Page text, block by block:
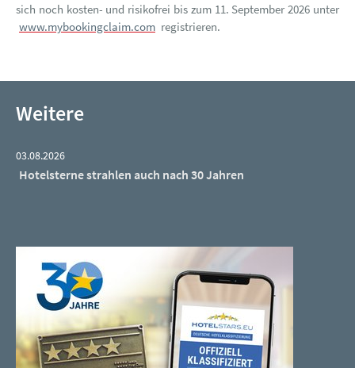
sich noch kosten- und risikofrei bis zum 11. September 2026 unter
www.mybookingclaim.com registrieren.
Weitere
03.08.2026
Hotelsterne strahlen auch nach 30 Jahren